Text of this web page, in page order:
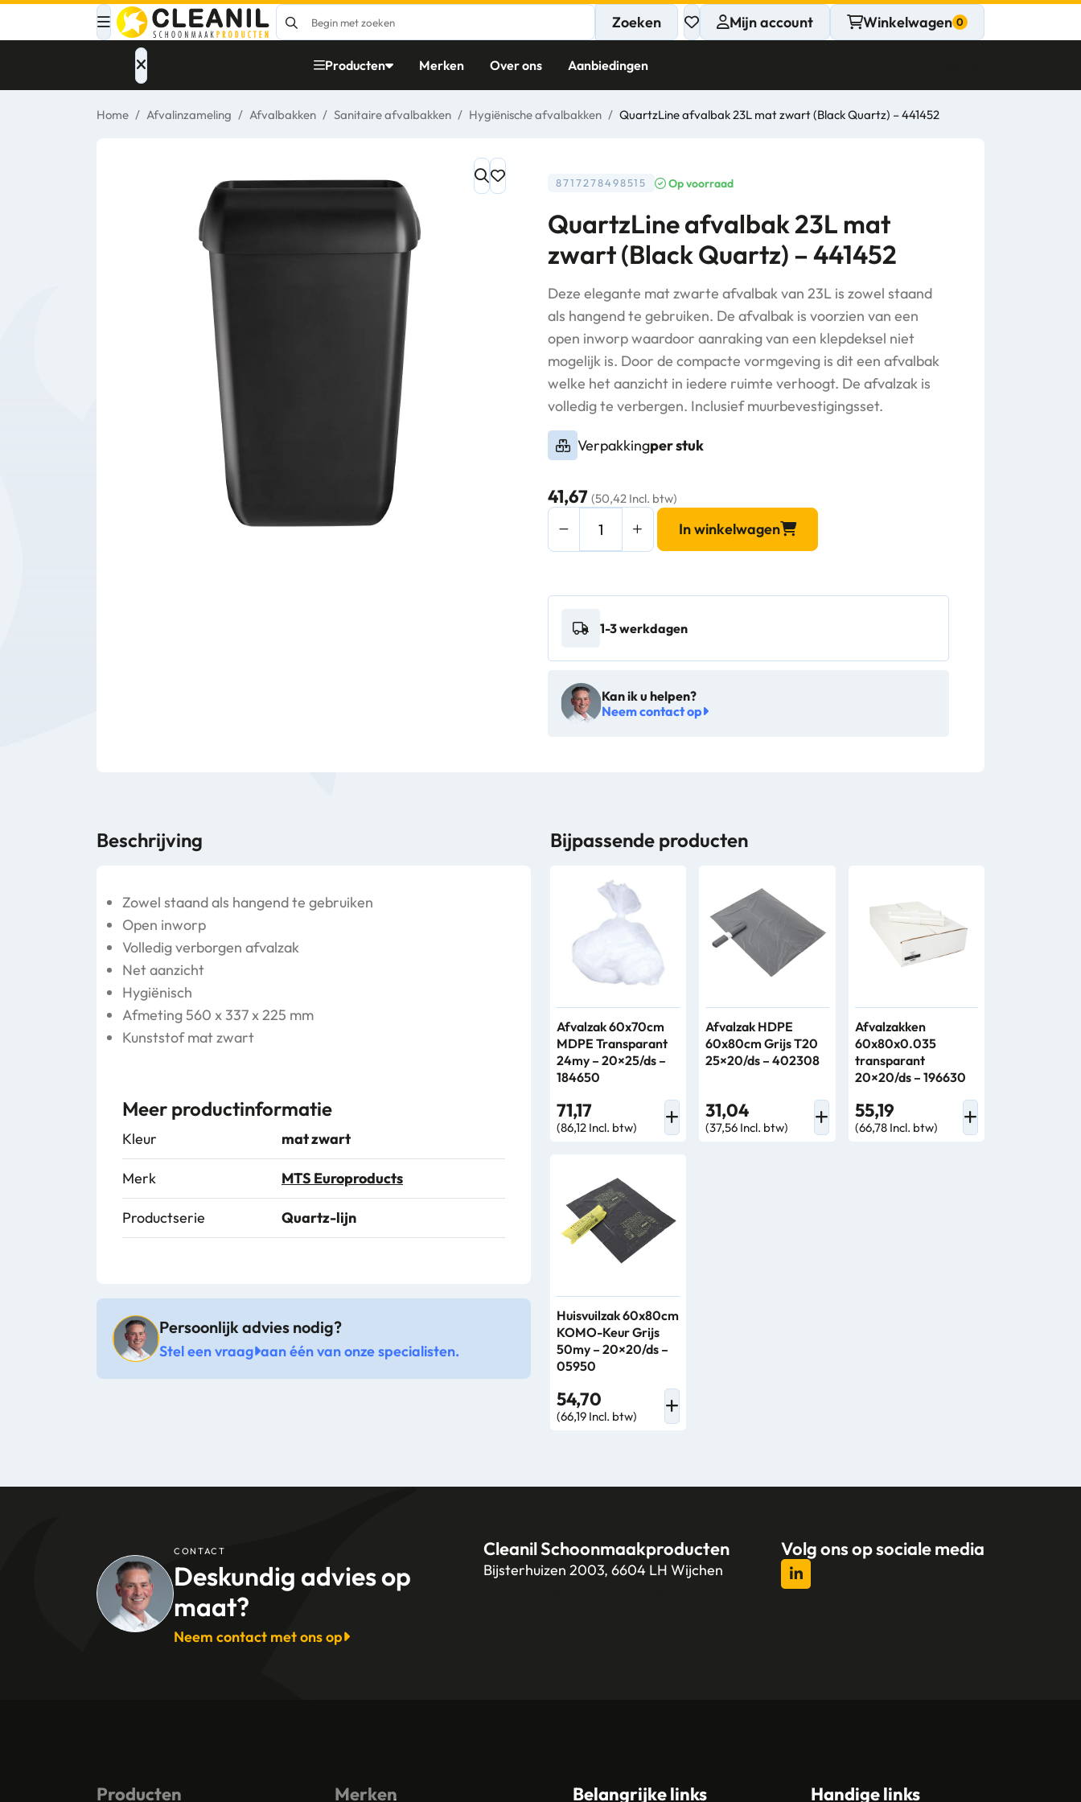
Mijn account Winkelwagen
Zoeken
Producten
Materialen
Reinigingsmiddelen
Papier – Dispensers
- Toiletinrichting
Glasbewassing
Bedrijfsbenodigdheden
advies
nodig?
Merken Over ons Aanbiedingen
Home / Afvalinzameling / Afvalbakken / Sanitaire afvalbakken / Hygiënische afvalbakken / QuartzLine afvalbak 23L mat zwart (Black Quartz) – 441452
8717278498515 Op voorraad
QuartzLine afvalbak 23L mat
zwart (Black Quartz) – 441452
Deze elegante mat zwarte afvalbak van 23L is zowel staand
als hangend te gebruiken. De afvalbak is voorzien van een
open inworp waardoor aanraking van een klepdeksel niet
mogelijk is. Door de compacte vormgeving is dit een afvalbak
welke het aanzicht in iedere ruimte verhoogt. De afvalzak is
volledig te verbergen. Inclusief muurbevestigingsset.
Verpakkingper stuk
41,67(50,42 Incl. btw)
afvalbak
(Black
441452
aantal
In winkelwagen
1-3 werkdagen
Kan ik u helpen?
Neem contact op
Beschrijving
Zowel staand als hangend te gebruiken
Open inworp
Volledig verborgen afvalzak
Net aanzicht
Hygiënisch
Afmeting 560 x 337 x 225 mm
Kunststof mat zwart
Meer productinformatie
Kleur mat zwart
Merk MTS Europroducts
Productserie Quartz-lijn
Persoonlijk advies nodig?
Stel een vraag aan één van onze specialisten.
Bijpassende producten
Afvalzak 60x70cm
MDPE Transparant
24my – 20×25/ds –
184650
71,17
(86,12 Incl. btw)
Afvalzak HDPE
60x80cm Grijs T20
25×20/ds – 402308
31,04
(37,56 Incl. btw)
Afvalzakken
60x80x0.035
transparant
20×20/ds – 196630
55,19
(66,78 Incl. btw)
Huisvuilzak 60x80cm
KOMO-Keur Grijs
50my – 20×20/ds –
05950
54,70
(66,19 Incl. btw)
CONTACT
Deskundig advies op
maat?
Neem contact met ons op
Cleanil Schoonmaakproducten
Bijsterhuizen 2003, 6604 LH Wijchen
Volg ons op sociale media
Producten Merken Belangrijke links Handige links